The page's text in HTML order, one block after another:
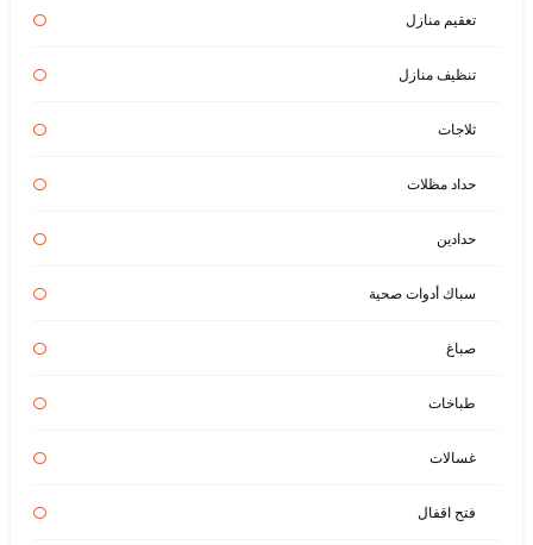
تعقيم منازل
تنظيف منازل
ثلاجات
حداد مظلات
حدادين
سباك أدوات صحية
صباغ
طباخات
غسالات
فتح اقفال